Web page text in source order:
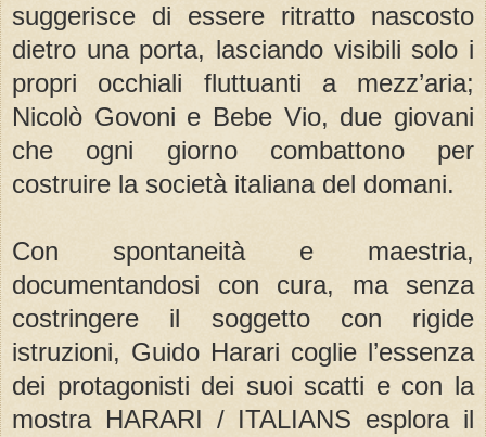
suggerisce di essere ritratto nascosto
dietro una porta, lasciando visibili solo i
propri occhiali fluttuanti a mezz’aria;
Nicolò Govoni e Bebe Vio, due giovani
che ogni giorno combattono per
costruire la società italiana del domani.
Con spontaneità e maestria,
documentandosi con cura, ma senza
costringere il soggetto con rigide
istruzioni, Guido Harari coglie l’essenza
dei protagonisti dei suoi scatti e con la
mostra HARARI / ITALIANS esplora il